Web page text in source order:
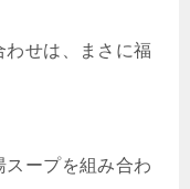
せは、まさに福
スープを組み合わ